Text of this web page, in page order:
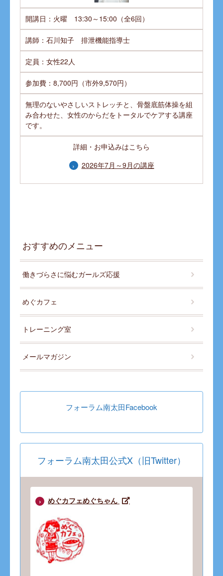
開講日：火曜 13:30～15:00（全6回）
講師：石川知子 排泄機能指導士
定員：女性22人
参加費：8,700円（市外9,570円）
無理のないやさしいストレッチと、骨盤底筋体操を組
み合わせた、女性のからだをトータルでケアする講座
です。
詳細・お申込みはこちら
2026年7月～9月の講座
おすすめのメニュー
働きづらさに悩むガールズ応援
めぐカフェ
トレーニング室
メールマガジン
フォーラム南太田Facebook
フォーラム南太田公式X（旧Twitter）
めぐカフェめぐちゃん